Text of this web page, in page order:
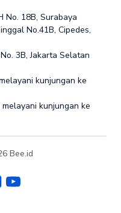
No. 18B, Surabaya
No.41B, Cipedes,
3B, Jakarta Selatan
kunjungan ke
kunjungan ke
Bee.id